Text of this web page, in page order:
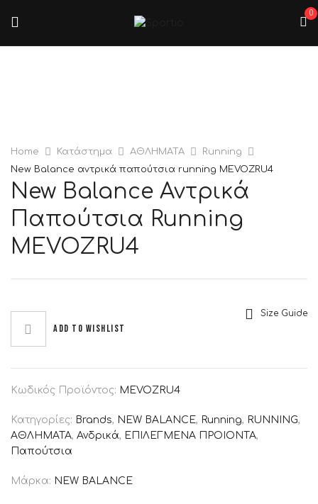
0
Home Κατάστημα ΑΘΛΗΜΑΤΑ
Running
New Balance αντρικά παπούτσια running MEVOZRU4
New Balance Αντρικά
Παπούτσια Running
MEVOZRU4
Size Guide
Add to wishlist
Κωδικός Προϊόντος: MEVOZRU4
Κατηγορίες: Brands, NEW BALANCE, Running, RUNNING,
ΑΘΛΗΜΑΤΑ, Ανδρικά, ΕΠΙΛΕΓΜΕΝΑ ΠΡΟΙΟΝΤΑ,
Παπούτσια
Μάρκα: NEW BALANCE